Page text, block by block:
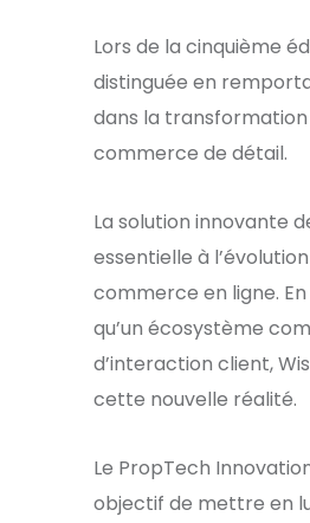
Lors de la cinquième
distinguée en
dans la
commerce de détail.
La solution innovante
essentielle à
commerce en ligne.
qu’un écosystème
d’interaction client,
cette nouvelle réalité.
Le PropTech
objectif de mettre en